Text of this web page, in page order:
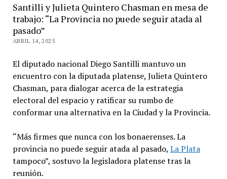
Santilli y Julieta Quintero Chasman en mesa de
trabajo: “La Provincia no puede seguir atada al
pasado”
ABRIL 14, 2025
El diputado nacional Diego Santilli mantuvo un
encuentro con la diputada platense, Julieta Quintero
Chasman, para dialogar acerca de la estrategia
electoral del espacio y ratificar su rumbo de
conformar una alternativa en la Ciudad y la Provincia.
“Más firmes que nunca con los bonaerenses. La
provincia no puede seguir atada al pasado, La Plata
tampoco”, sostuvo la legisladora platense tras la
reunión.